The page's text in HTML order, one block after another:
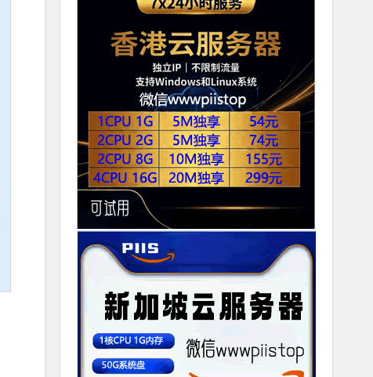
件夹：;DWM桌面窗口管理器